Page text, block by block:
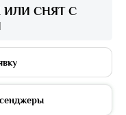
СНЯТ С